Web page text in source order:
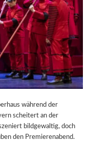
während der
scheitert an der
bildgewaltig, doch
den Premierenabend.